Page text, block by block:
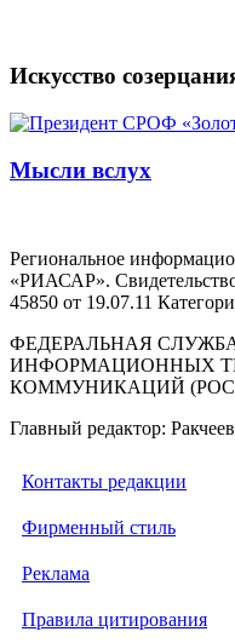
Искусство
Мысли вслух
Региональное
«РИАСАР».
45850 от 19.07.11
ФЕДЕРАЛЬНАЯ
ИНФОРМАЦИОННЫХ
КОММУНИКАЦИЙ
Главный редактор:
Контакты редакции
Фирменный стиль
Реклама
Правила цитирования